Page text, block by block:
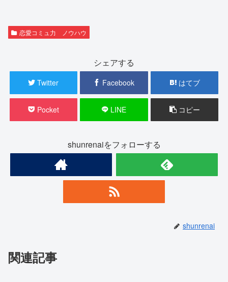
恋愛コミュ力 ノウハウ
シェアする
Twitter Facebook はてブ
Pocket LINE コピー
shunrenaiをフォローする
shunrenai
関連記事